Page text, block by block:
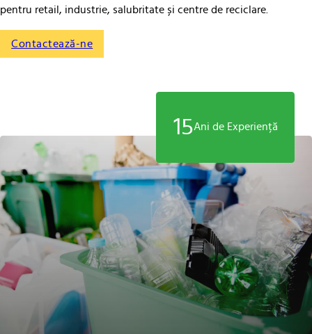
pentru retail, industrie, salubritate și centre de reciclare.
Contactează-ne
15Ani de Experiență